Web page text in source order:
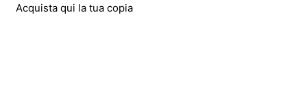
Acquista qui la tua copia